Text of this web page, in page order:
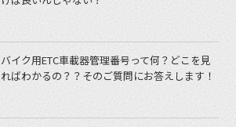
バイク用ETC車載器管理番号って何？どこを見
ればわかるの？？そのご質問にお答えします！